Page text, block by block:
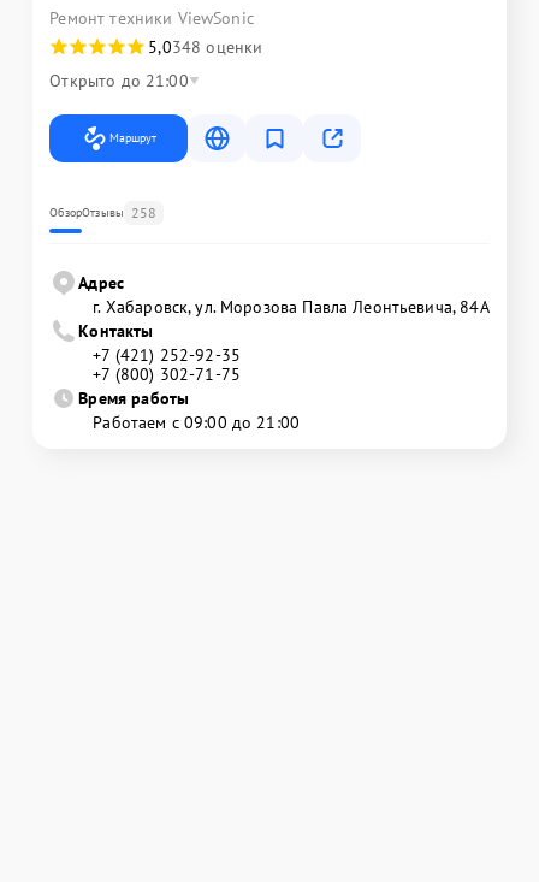
Ремонт техники ViewSonic
5,0348 оценки
Открыто до 21:00
Маршрут
ОбзорОтзывы 258
Адрес
г. Хабаровск, ул. Морозова Павла Леонтьевича, 84А
Контакты
+7 (421) 252-92-35
+7 (800) 302-71-75
Время работы
Работаем с 09:00 до 21:00